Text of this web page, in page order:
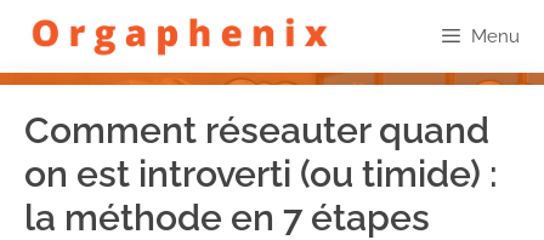
Menu
Comment réseauter quand
on est introverti (ou timide) :
la méthode en 7 étapes